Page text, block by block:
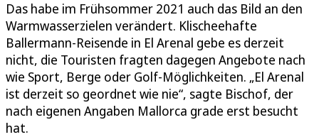
Das habe im Frühsommer 2021 auch das Bild an den
Warmwasserzielen verändert. Klischeehafte
Ballermann-Reisende in El Arenal gebe es derzeit
nicht, die Touristen fragten dagegen Angebote nach
wie Sport, Berge oder Golf-Möglichkeiten. „El Arenal
ist derzeit so geordnet wie nie“, sagte Bischof, der
nach eigenen Angaben Mallorca grade erst besucht
hat.